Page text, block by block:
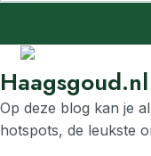
Haagsgoud.nl
Op deze blog kan je
hotspots, de leukste